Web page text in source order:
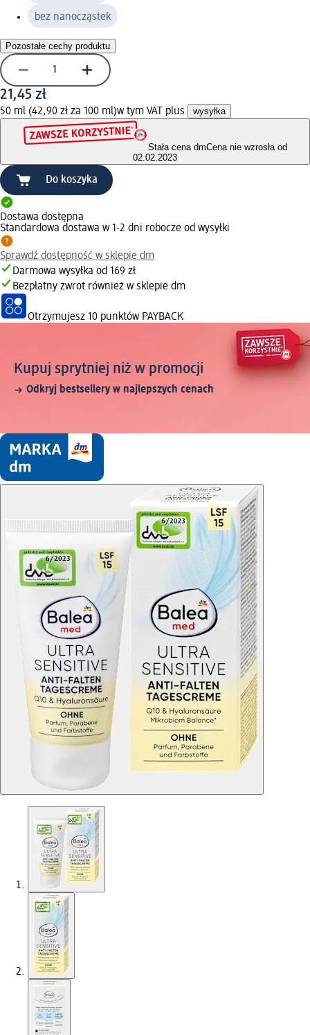
bez nanocząstek
Pozostałe cechy produktu
21,45 zł
50 ml (42,90 zł za 100 ml)w tym VAT plus wysyłka
Stała cena dmCena nie wzrosła od
02.02.2023
Do koszyka
Dostawa dostępna
Standardowa dostawa w 1-2 dni robocze od wysyłki
Sprawdź dostępność w sklepie dm
Darmowa wysyłka od 169 zł
Bezpłatny zwrot również w sklepie dm
Otrzymujesz 10 punktów PAYBACK
Kupuj sprytniej niż w promocji
Odkryj bestsellery w najlepszych cenach